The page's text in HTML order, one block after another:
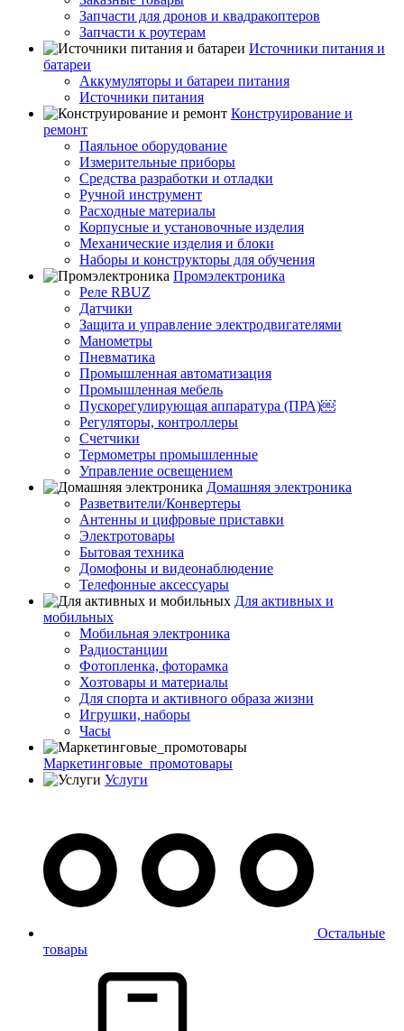
Запчасти для дронов и квадракоптеров
Запчасти к роутерам
Источники питания и
батареи
Аккумуляторы и батареи питания
Источники питания
Конструирование и
ремонт
Паяльное оборудование
Измерительные приборы
Средства разработки и отладки
Ручной инструмент
Расходные материалы
Корпусные и установочные изделия
Механические изделия и блоки
Наборы и конструкторы для обучения
Промэлектроника
Реле RBUZ
Датчики
Защита и управление электродвигателями
Манометры
Пневматика
Промышленная автоматизация
Промышленная мебель
Пускорегулирующая аппаратура (ПРА)￼
Регуляторы, контроллеры
Счетчики
Термометры промышленные
Управление освещением
Домашняя электроника
Разветвители/Конвертеры
Антенны и цифровые приставки
Электротовары
Бытовая техника
Домофоны и видеонаблюдение
Телефонные аксессуары
Для активных и
мобильных
Мобильная электроника
Радиостанции
Фотопленка, фоторамка
Хозтовары и материалы
Для спорта и активного образа жизни
Игрушки, наборы
Часы
Маркетинговые_промотовары
Услуги
Остальные
товары